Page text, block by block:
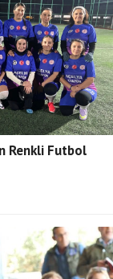
Renkli Futbol